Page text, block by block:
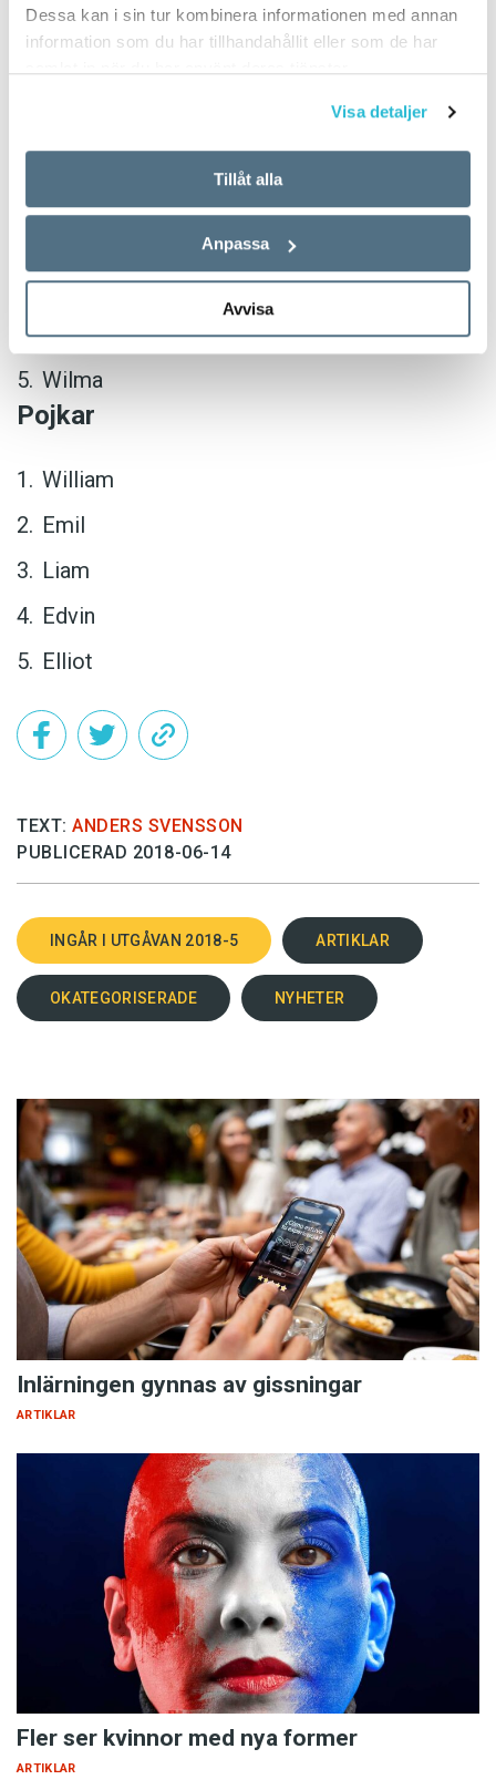
Dessa kan i sin tur kombinera informationen med annan
information som du har tillhandahållit eller som de har
Visa detaljer
Tillåt alla
Anpassa
Avvisa
TEXT:ANDERS SVENSSON
PUBLICERAD 2018-06-14
Emma
Linnéa
Wilma
Pojkar
William
Emil
Liam
Edvin
Elliot
TEXT: ANDERS SVENSSON
PUBLICERAD 2018-06-14
INGÅR I UTGÅVAN 2018-5 ARTIKLAR
OKATEGORISERADE NYHETER
Inlärningen gynnas av gissningar
ARTIKLAR
Fler ser kvinnor med nya former
ARTIKLAR